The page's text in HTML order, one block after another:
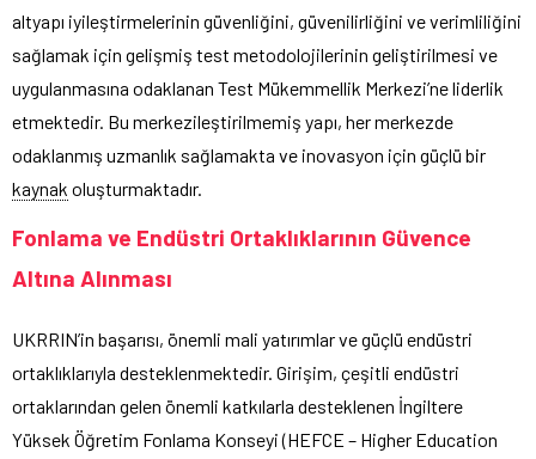
altyapı iyileştirmelerinin güvenliğini, güvenilirliğini ve verimliliğini
sağlamak için gelişmiş test metodolojilerinin geliştirilmesi ve
uygulanmasına odaklanan Test Mükemmellik Merkezi’ne liderlik
etmektedir. Bu merkezileştirilmemiş yapı, her merkezde
odaklanmış uzmanlık sağlamakta ve inovasyon için güçlü bir
kaynak oluşturmaktadır.
Fonlama ve Endüstri Ortaklıklarının Güvence
Altına Alınması
UKRRIN’in başarısı, önemli mali yatırımlar ve güçlü endüstri
ortaklıklarıyla desteklenmektedir. Girişim, çeşitli endüstri
ortaklarından gelen önemli katkılarla desteklenen İngiltere
Yüksek Öğretim Fonlama Konseyi (HEFCE – Higher Education